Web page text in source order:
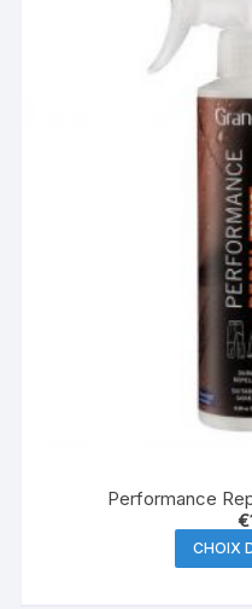
Performance
€
CHOIX